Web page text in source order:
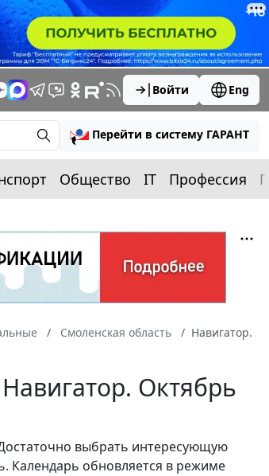
Войти Eng
Перейти в систему ГАРАНТ
Общество IT Профессия
Смоленская область
Навигатор.
Октябрь
выбрать интересующую
Календарь обновляется в режиме